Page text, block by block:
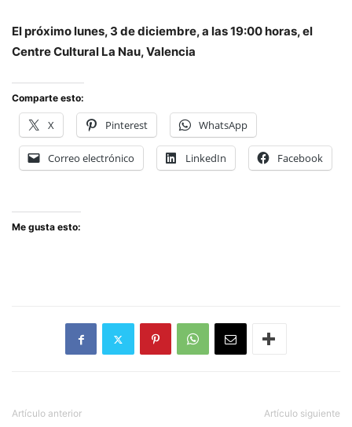
El próximo lunes, 3 de diciembre, a las 19:00 horas, el
Centre Cultural La Nau, Valencia
Comparte esto:
X Pinterest WhatsApp
Correo electrónico LinkedIn Facebook
Me gusta esto:
Artículo anterior Artículo siguiente